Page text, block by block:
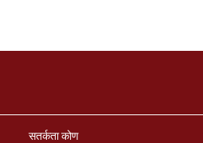
सतर्कता कोण